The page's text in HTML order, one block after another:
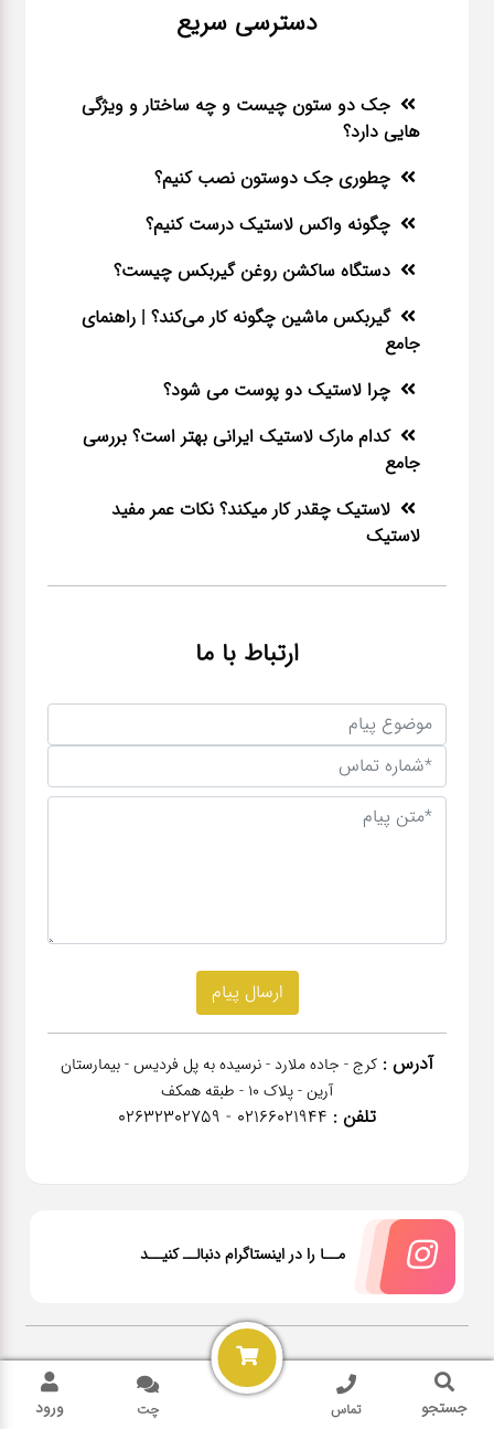
دسترسی سریع
جک دو ستون چیست و چه ساختار و ویژگی
هایی دارد؟
چطوری جک دوستون نصب کنیم؟
چگونه واکس لاستیک درست کنیم؟
دستگاه ساکشن روغن گیربکس چیست؟
گیربکس ماشین چگونه کار می‌کند؟ | راهنمای
جامع
چرا لاستیک دو پوست می شود؟
کدام مارک لاستیک ایرانی بهتر است؟ بررسی
جامع
لاستیک چقدر کار میکند؟ نکات عمر مفید
لاستیک
ارتباط با ما
آدرس : کرج - جاده ملارد - نرسیده به پل فردیس - بیمارستان
آرین - پلاک 10 - طبقه همکف
تلفن : 02166021944 - 02632302759
مــا را در اینستاگرام دنبالــ کنیــد
2026 @ All rights reserved Power by NanoPardazan
جستجو تماس چت ورود